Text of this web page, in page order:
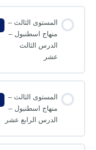
المستوى الثالث –
منهاج اسطنبول –
الدرس الثالث
عشر
المستوى الثالث –
منهاج اسطنبول –
الدرس الرابع عشر